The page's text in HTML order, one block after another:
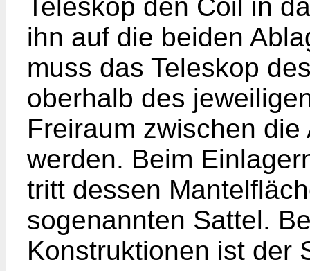
Teleskop den Coil in
ihn auf die beiden
muss das Teleskop
oberhalb des
Freiraum zwischen
werden. Beim
tritt dessen
sogenannten Sattel.
Konstruktionen ist der